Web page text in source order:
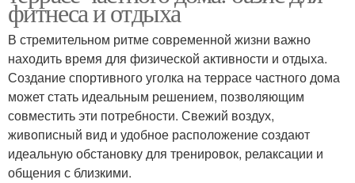
фитнеса и отдыха
В стремительном ритме современной жизни важно
находить время для физической активности и отдыха.
Создание спортивного уголка на террасе частного дома
может стать идеальным решением, позволяющим
совместить эти потребности. Свежий воздух,
живописный вид и удобное расположение создают
идеальную обстановку для тренировок, релаксации и
общения с близкими.